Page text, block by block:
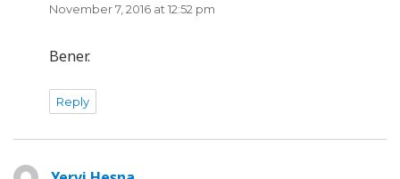
November 7, 2016 at 12:52 pm
Bener.
Reply